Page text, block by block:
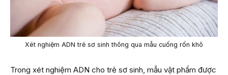
Xét nghiệm ADN trẻ sơ sinh thông qua mẫu cuống rốn khô
Trong xét nghiệm ADN cho trẻ sơ sinh, mẫu vật phẩm được